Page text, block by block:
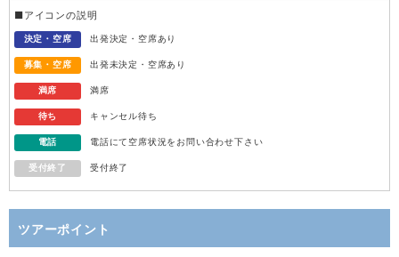
木 13
金 14
日 16
月 17
■アイコンの説明
決定・空席 出発決定・空席あり
募集・空席 出発未決定・空席あり
満席 満席
待ち キャンセル待ち
電話 電話にて空席状況をお問い合わせ下さい
受付終了 受付終了
ツアーポイント